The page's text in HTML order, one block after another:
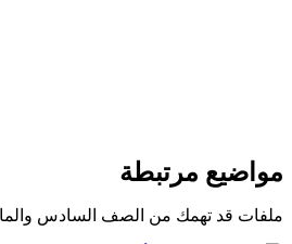
مواضيع مرتبطة
ملفات قد تهمك من الصف السادس